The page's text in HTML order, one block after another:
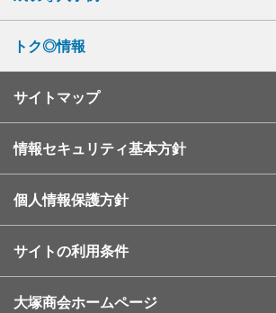
トク◎情報
サイトマップ
情報セキュリティ基本方針
個人情報保護方針
サイトの利用条件
大塚商会ホームページ